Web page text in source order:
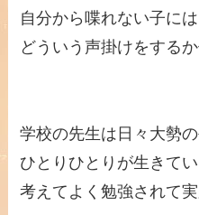
自分から喋れない子には
どういう声掛けをする
学校の先生は日々大勢
ひとりひとりが生きて
考えてよく勉強されて実